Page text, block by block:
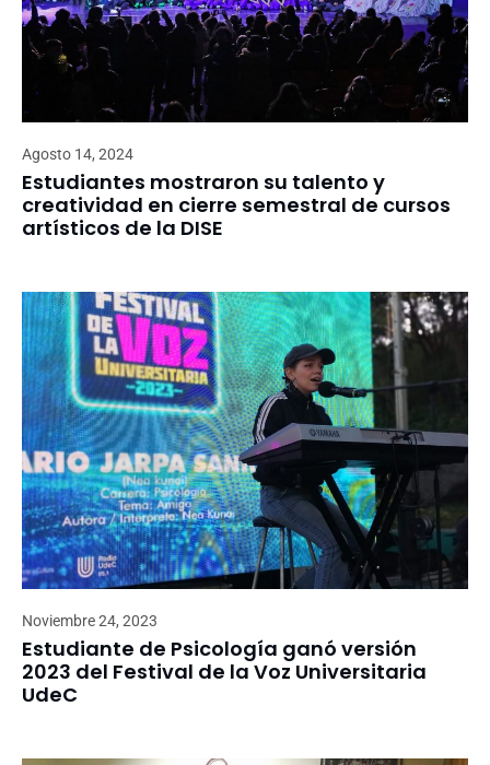
Agosto 14, 2024
Estudiantes mostraron su talento y
creatividad en cierre semestral de cursos
artísticos de la DISE
Noviembre 24, 2023
Estudiante de Psicología ganó versión
2023 del Festival de la Voz Universitaria
UdeC